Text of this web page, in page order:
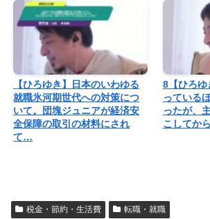
【ひろゆき】日本のいわゆる
就職氷河期世代への対策につ
いて。団塊ジュニアが経済安
全保障の取引の材料にされ
て…
8【ひろゆ
っている
ったが、
こしてか
税金・節約・生活費 転職・就職